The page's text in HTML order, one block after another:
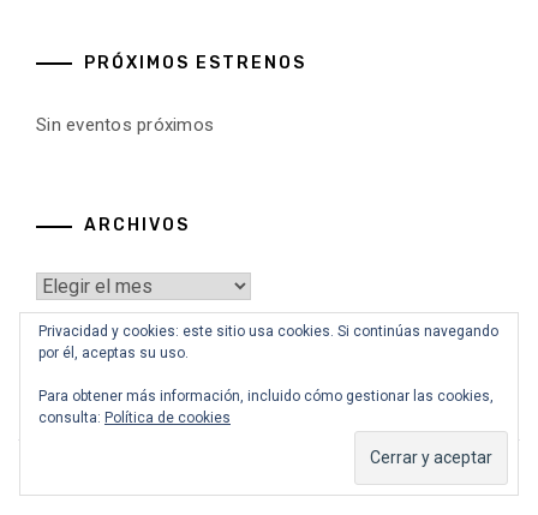
PRÓXIMOS ESTRENOS
Sin eventos próximos
ARCHIVOS
Archivos
Privacidad y cookies: este sitio usa cookies. Si continúas navegando
por él, aceptas su uso.
Para obtener más información, incluido cómo gestionar las cookies,
consulta: Política de cookies